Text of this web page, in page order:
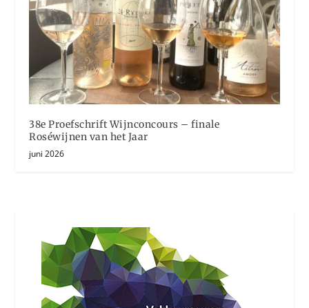
38e Proefschrift Wijnconcours – finale
Roséwijnen van het Jaar
juni 2026